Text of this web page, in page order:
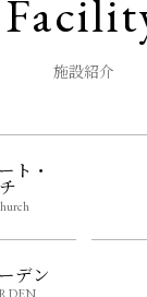
Facility
施設紹介
ト・